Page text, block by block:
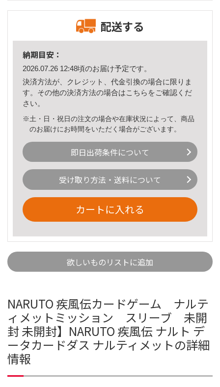
配送する
納期目安：
2026.07.26 12:48頃のお届け予定です。
決済方法が、クレジット、代金引換の場合に限りま
す。その他の決済方法の場合はこちら をご確認くだ
さい。
※土・日・祝日の注文の場合や在庫状況によって、商品
のお届けにお時間をいただく場合がございます。
即日出荷条件について
受け取り方法・送料について
カートに入れる
欲しいものリストに追加
NARUTO 疾風伝カードゲーム ナルテ
ィメットミッション スリーブ 未開
封 未開封】NARUTO 疾風伝 ナルト デ
ータカードダス ナルティメットの詳細
情報